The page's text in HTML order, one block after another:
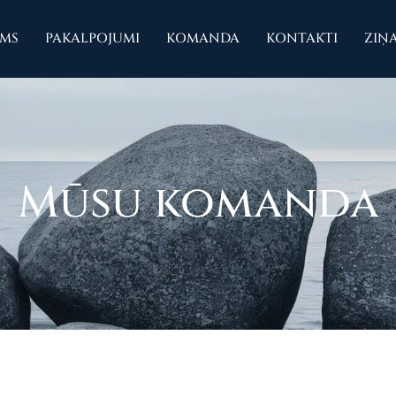
PAKALPOJUMI KOMANDA KONTAKTI
Mūsu komanda